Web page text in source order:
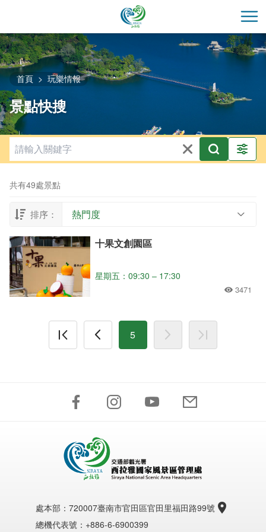
主
要
內
容
區
塊
開
首頁 玩樂情報
景點快搜
共有49處景點
排序： 熱門度
十果文創園區
星期五：09:30 – 17:30
3471
5
處本部： 720007臺南市官田區官田里福田路99號
總機代表號：+886-6-6900399